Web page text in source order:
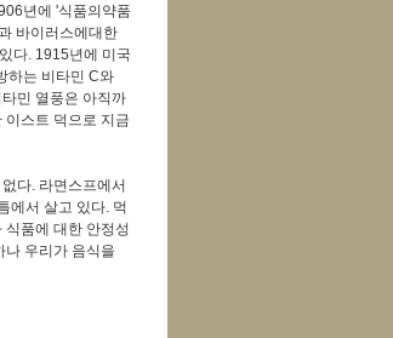
년에 '식품의약품
바이러스에대한
다. 1915년에 미국
하는 비타민 C와
민 열풍은 아직까
이스트 덕으로 지금
다. 라면스프에서
에서 살고 있다. 먹
식품에 대한 안정성
나 우리가 음식을